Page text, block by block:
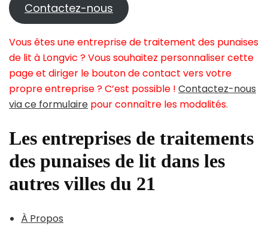
Contactez-nous
Vous êtes une entreprise de traitement des punaises
de lit à Longvic ? Vous souhaitez personnaliser cette
page et diriger le bouton de contact vers votre
propre entreprise ? C’est possible ! Contactez-nous
via ce formulaire pour connaître les modalités.
Les entreprises de traitements
des punaises de lit dans les
autres villes du 21
À Propos